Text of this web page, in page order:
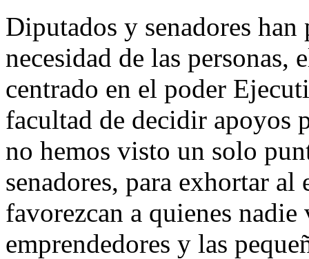
Diputados y senadores
necesidad de las personas,
centrado en el poder
facultad de decidir apoyos
no hemos visto un solo
senadores, para exhortar
favorezcan a quienes
emprendedores y las